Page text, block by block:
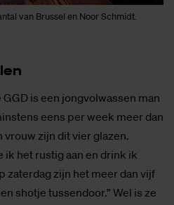
van Brussel en Noor Schmidt.
is een jongvolwassen man
eens per week meer dan
vrouw zijn dit vier glazen.
ik het rustig aan en drink ik
zaterdag zijn het meer dan vijf
shotje tussendoor.” Wel is ze